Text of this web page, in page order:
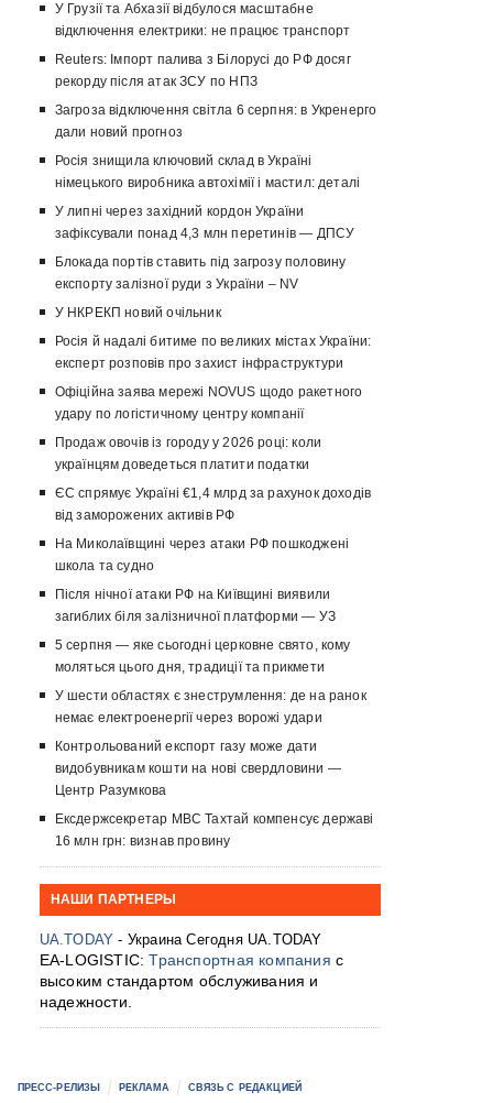
У Грузії та Абхазії відбулося масштабне
відключення електрики: не працює транспорт
Reuters: Імпорт палива з Білорусі до РФ досяг
рекорду після атак ЗСУ по НПЗ
Загроза відключення світла 6 серпня: в Укренерго
дали новий прогноз
Росія знищила ключовий склад в Україні
німецького виробника автохімії і мастил: деталі
У липні через західний кордон України
зафіксували понад 4,3 млн перетинів — ДПСУ
Блокада портів ставить під загрозу половину
експорту залізної руди з України – NV
У НКРЕКП новий очільник
Росія й надалі битиме по великих містах України:
експерт розповів про захист інфраструктури
Офіційна заява мережі NOVUS щодо ракетного
удару по логістичному центру компанії
Продаж овочів із городу у 2026 році: коли
українцям доведеться платити податки
ЄС спрямує Україні €1,4 млрд за рахунок доходів
від заморожених активів РФ
На Миколаївщині через атаки РФ пошкоджені
школа та судно
Після нічної атаки РФ на Київщині виявили
загиблих біля залізничної платформи — УЗ
5 серпня — яке сьогодні церковне свято, кому
моляться цього дня, традиції та прикмети
У шести областях є знеструмлення: де на ранок
немає електроенергії через ворожі удари
Контрольований експорт газу може дати
видобувникам кошти на нові свердловини —
Центр Разумкова
Ексдержсекретар МВС Тахтай компенсує державі
16 млн грн: визнав провину
НАШИ ПАРТНЕРЫ
UA.TODAY - Украина Сегодня UA.TODAY
EA-LOGISTIC:Транспортная компания с
высоким стандартом обслуживания и
надежности.
ПРЕСС-РЕЛИЗЫ РЕКЛАМА СВЯЗЬ С РЕДАКЦИЕЙ